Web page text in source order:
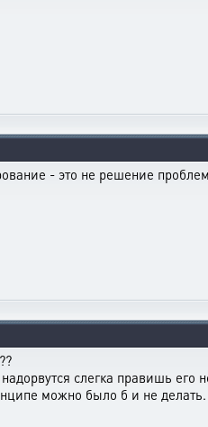
- это не решение
слегка правишь его
можно было б и не